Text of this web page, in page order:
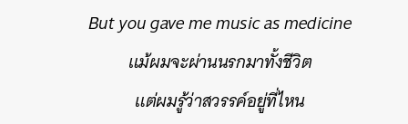
But you gave me music as medicine
แม้ผมจะผ่านนรกมาทั้งชีวิต
แต่ผมรู้ว่าสวรรค์อยู่ที่ไหน